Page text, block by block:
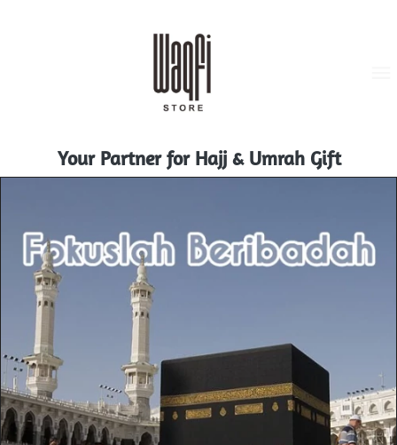
Your Partner for Hajj & Umrah Gift